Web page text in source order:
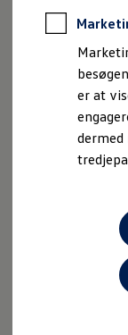
Efternavn
er at